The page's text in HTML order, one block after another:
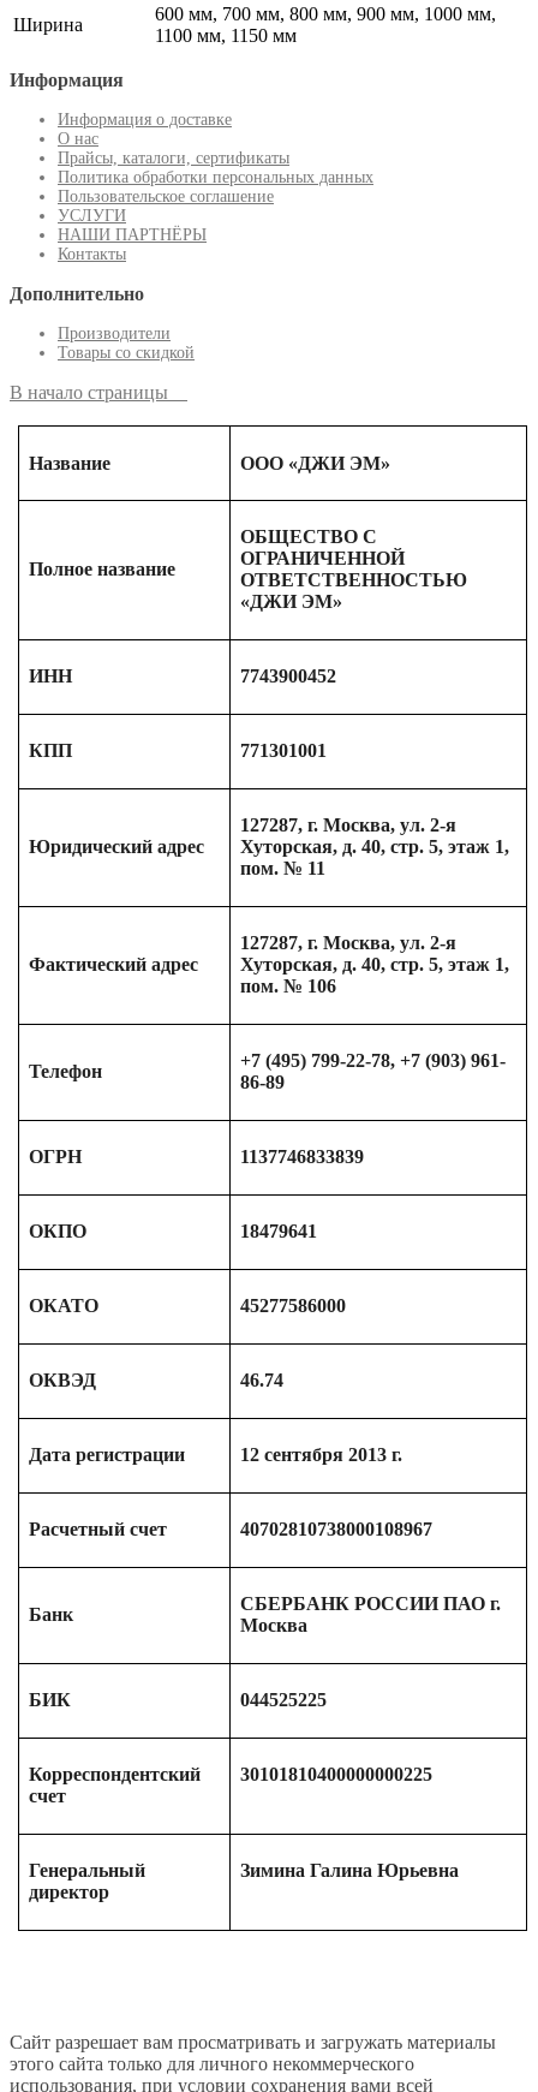
Ширина
600 мм, 700 мм, 800 мм, 900 мм, 1000 мм,
1100 мм, 1150 мм
Информация
Информация о доставке
О нас
Прайсы, каталоги, сертификаты
Политика обработки персональных данных
Пользовательское соглашение
УСЛУГИ
НАШИ ПАРТНЁРЫ
Контакты
Дополнительно
Производители
Товары со скидкой
В начало страницы
Название ООО «ДЖИ ЭМ»
Полное название
ОБЩЕСТВО С
ОГРАНИЧЕННОЙ
ОТВЕТСТВЕННОСТЬЮ
«ДЖИ ЭМ»
ИНН 7743900452
КПП 771301001
Юридический адрес
127287, г. Москва, ул. 2-я
Хуторская, д. 40, стр. 5, этаж 1,
пом. № 11
Фактический адрес
127287, г. Москва, ул. 2-я
Хуторская, д. 40, стр. 5, этаж 1,
пом. № 106
Телефон
+7 (495) 799-22-78, +7 (903) 961-
86-89
ОГРН 1137746833839
ОКПО 18479641
ОКАТО 45277586000
ОКВЭД 46.74
Дата регистрации 12 сентября 2013 г.
Расчетный счет 40702810738000108967
Банк
СБЕРБАНК РОССИИ ПАО г.
Москва
БИК 044525225
Корреспондентский
счет
30101810400000000225
Генеральный
директор
Зимина Галина Юрьевна
Сайт разрешает вам просматривать и загружать материалы
этого сайта только для личного некоммерческого
использования, при условии сохранения вами всей